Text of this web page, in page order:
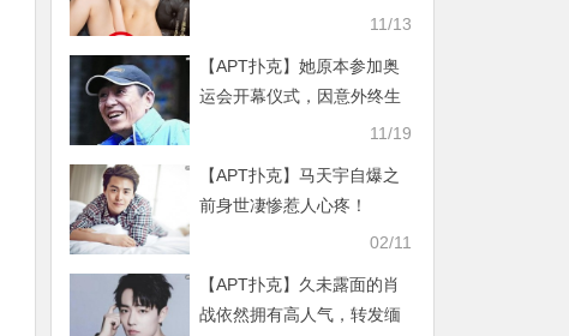
11/13
【APT扑克】她原本参加奥
运会开幕仪式，因意外终生
残疾成张艺谋最大的遗憾11/19
【APT扑克】马天宇自爆之
前身世凄惨惹人心疼！
02/11
【APT扑克】久未露面的肖
战依然拥有高人气，转发缅